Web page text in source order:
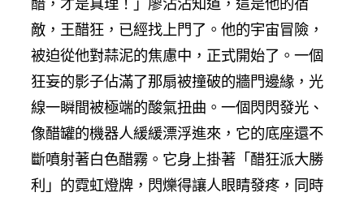
醋，才是真理！」廖沾沾知道，這是他的宿
敵，王醋狂，已經找上門了。他的宇宙冒險，
被迫從他對蒜泥的焦慮中，正式開始了。一個
狂妄的影子佔滿了那扇被撞破的牆門邊緣，光
線一瞬間被極端的酸氣扭曲。一個閃閃發光、
像醋罐的機器人緩緩漂浮進來，它的底座還不
斷噴射著白色醋霧。它身上掛著「醋狂派大勝
利」的霓虹燈牌，閃爍得讓人眼睛發疼，同時